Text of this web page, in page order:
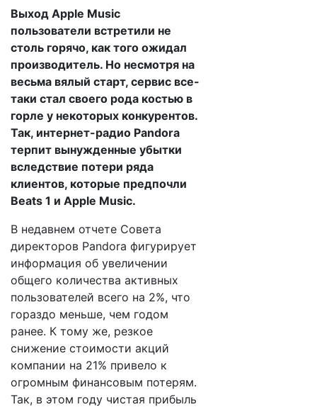
Выход Apple Music
пользователи встретили не
столь горячо, как того ожидал
производитель. Но несмотря на
весьма вялый старт, сервис все-
таки стал своего рода костью в
горле у некоторых конкурентов.
Так, интернет-радио Pandora
терпит вынужденные убытки
вследствие потери ряда
клиентов, которые предпочли
Beats 1 и Apple Music.
В недавнем отчете Совета
директоров Pandora фигурирует
информация об увеличении
общего количества активных
пользователей всего на 2%, что
гораздо меньше, чем годом
ранее. К тому же, резкое
снижение стоимости акций
компании на 21% привело к
огромным финансовым потерям.
Так, в этом году чистая прибыль